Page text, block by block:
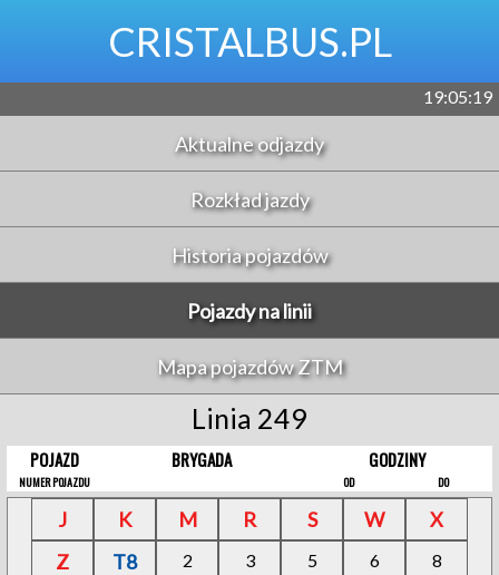
CRISTALBUS.PL
19:05:19
Aktualne odjazdy
Rozkład jazdy
Historia pojazdów
Pojazdy na linii
Mapa pojazdów ZTM
Linia 249
POJAZD BRYGADA GODZINY
NUMER POJAZDU OD DO
J K M R S W
X
Z
T8 2 3 5 6
8